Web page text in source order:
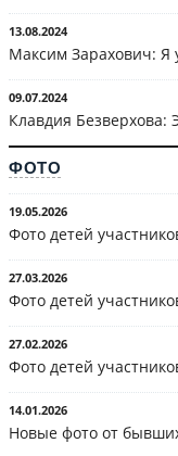
13.08.2024
Максим Зарахович: Я
09.07.2024
Клавдия Безверхова:
ФОТО
19.05.2026
Фото детей
27.03.2026
Фото детей
27.02.2026
Фото детей
14.01.2026
Новые фото от